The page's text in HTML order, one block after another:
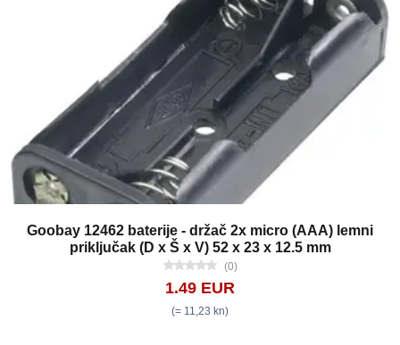
Goobay 12462 baterije - držač 2x micro (AAA) lemni
priključak (D x Š x V) 52 x 23 x 12.5 mm
(0)
1.49 EUR
(= 11,23 kn)